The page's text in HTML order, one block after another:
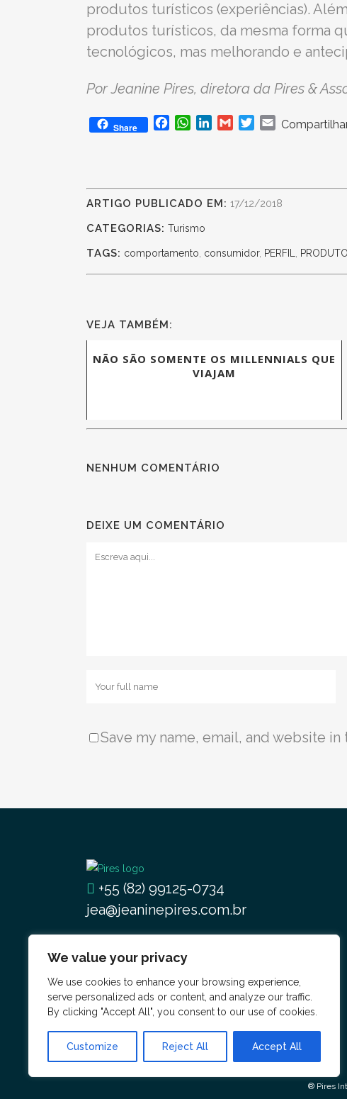
We value your privacy
We use cookies to enhance your browsing experience,
serve personalized ads or content, and analyze our traffic.
By clicking "Accept All", you consent to our use of cookies.
Customize Reject All Accept All
produtos turísticos (experiências).
produtos turísticos, da mesma forma
tecnológicos, mas melhorando e
Por Jeanine Pires, diretora da Pires &
Share Facebook
WhatsApp
LinkedInGmailTwitterEmail
ARTIGO PUBLICADO EM: 17/12/2018
CATEGORIAS: Turismo
TAGS: comportamento, consumidor, PERFIL, PRODUTO
VEJA TAMBÉM:
NÃO SÃO SOMENTE OS MILLENNIALS QUE
VIAJAM
NENHUM COMENTÁRIO
DEIXE UM COMENTÁRIO
Save my name, email, and website
+55 (82) 99125-0734
jea@jeaninepires.com.br
® Pires